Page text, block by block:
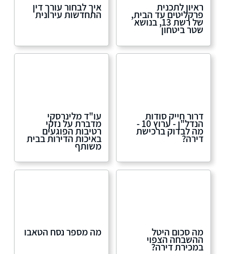
ראיון לתכנית
פרקליטים עד הבית,
של רשת 13, בנושא
שטר ביטחון
איך לבחור עורך דין
התחדשות עירונית
דרור חייק סודות
הנדל"ן - ערוץ 10 -
מה לבדוק ברכישת
דירה?
עו"ד מלינרסקי
מדברת על נזקי
רטיבות הפוגעים
באיכות הדירות בבית
משותף
מה סכום היטל
ההשבחה הצפוי
במכירת דירה?
מה מספר נסח הטאבו